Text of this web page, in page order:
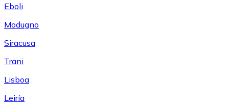
Eboli
Modugno
Siracusa
Trani
Lisboa
Leiría